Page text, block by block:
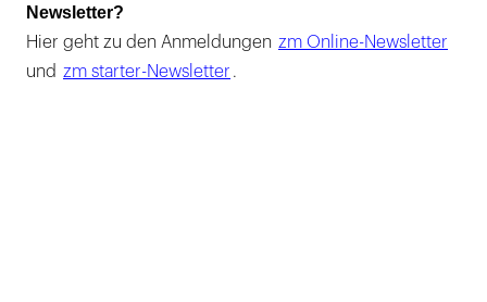
Newsletter?
Hier geht zu den Anmeldungen zm Online-Newsletter
und zm starter-Newsletter .